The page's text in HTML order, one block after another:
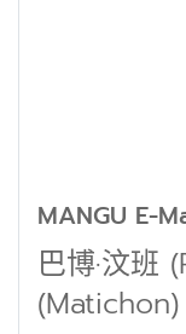
MANGU E-
巴博·汶班